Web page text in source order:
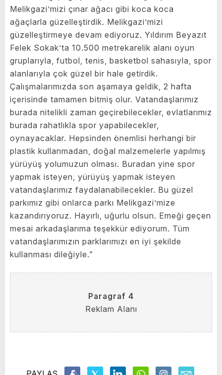
Melikgazi’mizi çınar ağacı gibi koca koca
ağaçlarla güzelleştirdik. Melikgazi’mizi
güzelleştirmeye devam ediyoruz. Yıldırım Beyazıt
Felek Sokak’ta 10.500 metrekarelik alanı oyun
gruplarıyla, futbol, tenis, basketbol sahasıyla, spor
alanlarıyla çok güzel bir hale getirdik.
Çalışmalarımızda son aşamaya geldik, 2 hafta
içerisinde tamamen bitmiş olur. Vatandaşlarımız
burada nitelikli zaman geçirebilecekler, evlatlarımız
burada rahatlıkla spor yapabilecekler,
oynayacaklar. Hepsinden önemlisi herhangi bir
plastik kullanmadan, doğal malzemelerle yapılmış
yürüyüş yolumuzun olması. Buradan yine spor
yapmak isteyen, yürüyüş yapmak isteyen
vatandaşlarımız faydalanabilecekler. Bu güzel
parkımız gibi onlarca parkı Melikgazi’mize
kazandırıyoruz. Hayırlı, uğurlu olsun. Emeği geçen
mesai arkadaşlarıma teşekkür ediyorum. Tüm
vatandaşlarımızın parklarımızı en iyi şekilde
kullanması dileğiyle.”
Paragraf 4
Reklam Alanı